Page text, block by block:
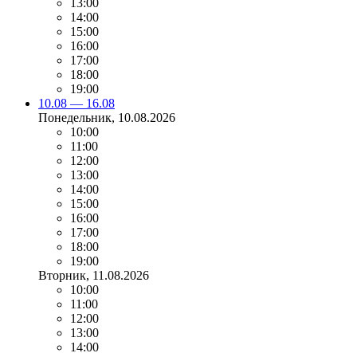
14:00
15:00
16:00
17:00
18:00
19:00
10.08 — 16.08
Понедельник, 10.08.2026
10:00
11:00
12:00
13:00
14:00
15:00
16:00
17:00
18:00
19:00
Вторник, 11.08.2026
10:00
11:00
12:00
13:00
14:00